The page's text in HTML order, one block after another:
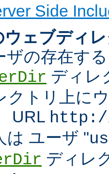
Side
ウェブディ
ザの存在す
ディレ
クトリ上に
URL http://
は ユーザ "
ディレ